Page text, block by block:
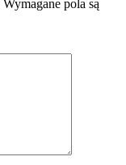
Wymagane pola są